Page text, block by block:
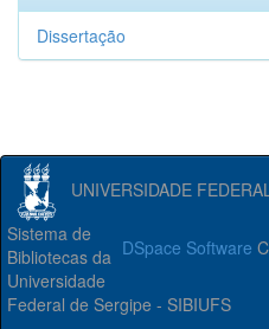
Dissertação
UNIVERSIDADE
DSpace Software
Sistema de
Bibliotecas da
Universidade
Federal de Sergipe - SIBIUFS